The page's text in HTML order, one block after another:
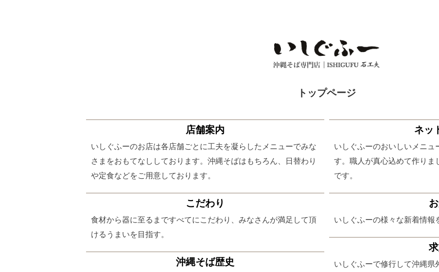
トップページ
店舗案内
いしぐふーのお店は各店舗ごとに工夫を凝らしたメニューでみな
さまをおもてなししております。沖縄そばはもちろん、日替わり
や定食などをご用意しております。
こだわり
食材から器に至るまですべてにこだわり、みなさんが満足して頂
けるうまいを目指す。
沖縄そば歴史
ネッ
いしぐふーのおいしいメニュ
す。職人が真心込めて作りま
です。
いしぐふーの様々な新着情報
いしぐふーで修行して沖縄県